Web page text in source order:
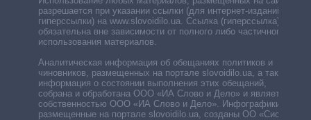
разрешается при указании ссылки (для интернет-изданий —
гиперссылки) на www.slovoidilo.ua. Ссылка (гиперссылка)
обязательна вне зависимости от полного либо частичного
использования материалов.
Аналитическая информация об обещаниях политиков и
чиновников, размещенных на портале slovoidilo.ua, а также
информация о состоянии выполнения этих обещаний,
собрана и обработана ООО «ИА Слово и Дело» и является
собственностью ООО «ИА Слово и Дело». Инфографики,
размещенные на портале slovoidilo.ua, созданы ОО «Система